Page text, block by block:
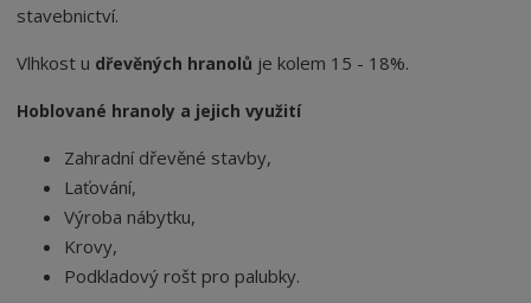
stavebnictví.
Vlhkost u dřevěných hranolů je kolem 15 - 18%.
Hoblované hranoly a jejich využití
Zahradní dřevěné stavby,
Laťování,
Výroba nábytku,
Krovy,
Podkladový rošt pro palubky.